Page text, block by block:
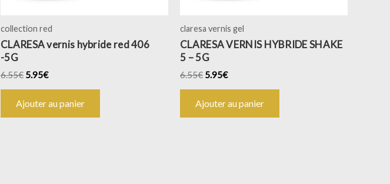
collection red
CLARESA vernis hybride red 406
-5G
6.55€ 5.95€
Ajouter au panier
claresa vernis gel
CLARESA VERNIS HYBRIDE SHAKE
5 – 5G
6.55€ 5.95€
Ajouter au panier